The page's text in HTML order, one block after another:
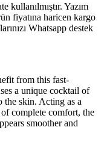
kullanılmıştır. Yazım
fiyatına haricen kargo
Whatsapp destek
from this fast-
a unique cocktail of
skin. Acting as a
complete comfort, the
smoother and